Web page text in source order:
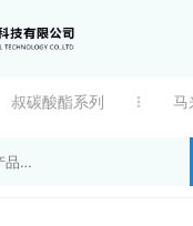
叔碳酸酯系列 马